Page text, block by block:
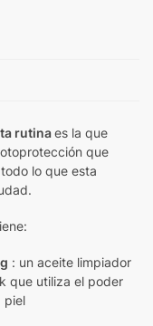
rutinaes la que
que
lo que esta
: un aceite limpiador
que utiliza el poder
piel